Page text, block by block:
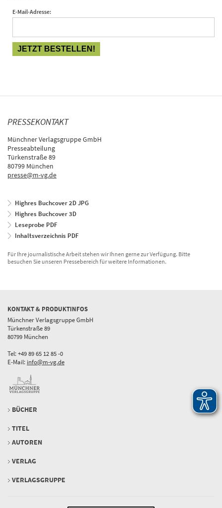
E-Mail-Adresse:
PRESSEKONTAKT
Münchner Verlagsgruppe GmbH
Presseabteilung
Türkenstraße 89
80799 München
presse@m-vg.de
Highres Buchcover 2D JPG
Highres Buchcover 3D
Leseprobe PDF
Inhaltsverzeichnis PDF
Für Ihre journalistische Arbeit stehen wir Ihnen gerne zur Verfügung. Bitte
besuchen Sie unseren Pressebereich für weitere Informationen.
KONTAKT & PRODUKTINFOS
Münchner Verlagsgruppe GmbH
Türkenstraße 89
80799 München
Tel: +49 89 65 12 85 -0
E-Mail: info@m-vg.de
BÜCHER
TITEL
AUTOREN
VERLAG
VERLAGSGRUPPE